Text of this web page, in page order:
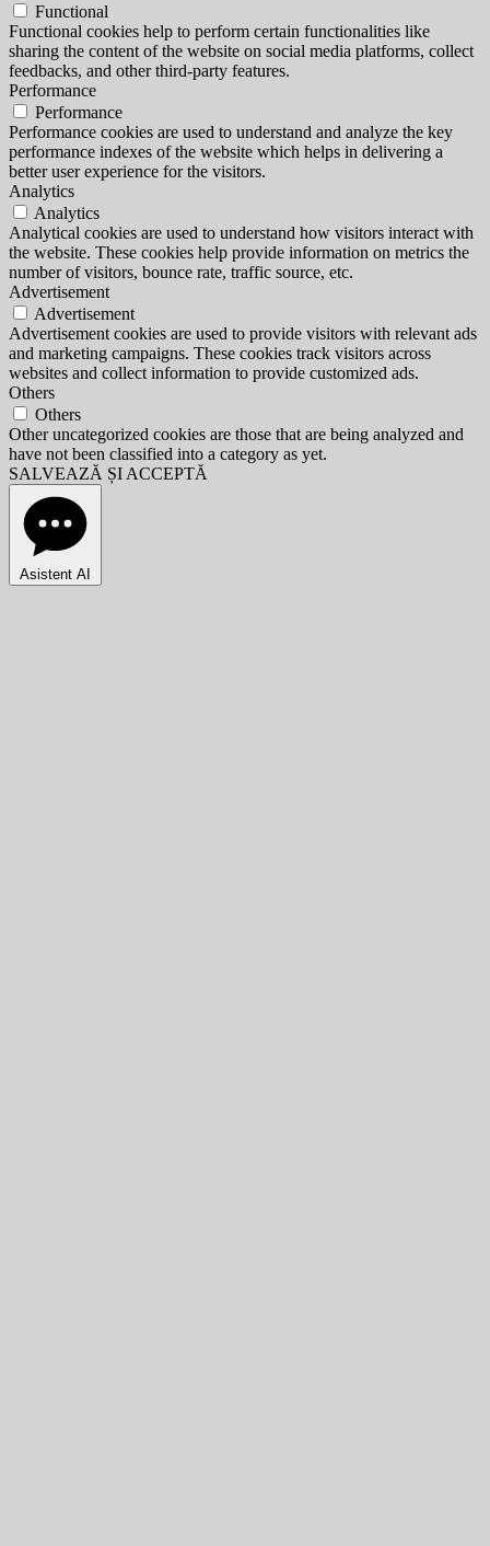
Functional
Functional cookies help to perform certain functionalities like
sharing the content of the website on social media platforms, collect
feedbacks, and other third-party features.
Performance
Performance
Performance cookies are used to understand and analyze the key
performance indexes of the website which helps in delivering a
better user experience for the visitors.
Analytics
Analytics
Analytical cookies are used to understand how visitors interact with
the website. These cookies help provide information on metrics the
number of visitors, bounce rate, traffic source, etc.
Advertisement
Advertisement
Advertisement cookies are used to provide visitors with relevant ads
and marketing campaigns. These cookies track visitors across
websites and collect information to provide customized ads.
Others
Others
Other uncategorized cookies are those that are being analyzed and
have not been classified into a category as yet.
SALVEAZĂ ȘI ACCEPTĂ
Asistent AI